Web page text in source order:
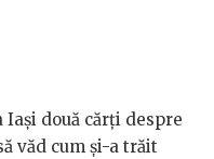
Iași două cărți despre
văd cum și-a trăit